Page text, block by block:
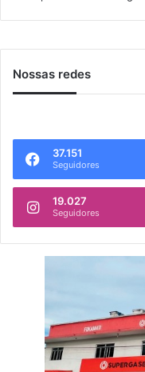
Nossas redes
37.151
Seguidores
19.027
Seguidores